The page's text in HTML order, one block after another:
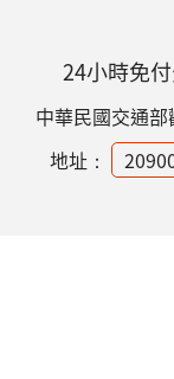
24小時免
中華民國交通
地址：